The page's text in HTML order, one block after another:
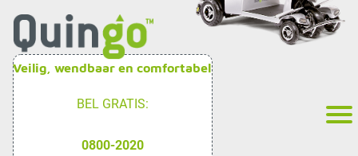
Veilig, wendbaar en comfortabel
BEL GRATIS:
0800-2020